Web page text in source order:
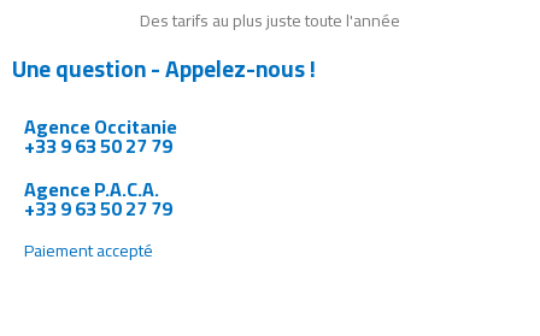
Des tarifs au plus juste toute l'année
Une question - Appelez-nous !
Agence Occitanie
+33 9 63 50 27 79
Agence P.A.C.A.
+33 9 63 50 27 79
Paiement accepté